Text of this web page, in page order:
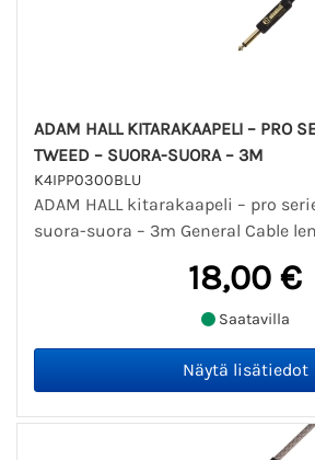
ADAM HALL KITARAKAAPELI – PRO
TWEED – SUORA-SUORA – 3M
K4IPP0300BLU
ADAM HALL kitarakaapeli – pro
suora-suora – 3m General Cable
18,00 €
Saatavilla